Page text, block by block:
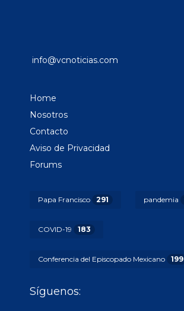
info@vcnoticias.com
Home
Nosotros
Contacto
Aviso de Privacidad
Forums
Papa Francisco 291 pandemia
COVID-19 183
Conferencia del Episcopado Mexicano 199
Síguenos: